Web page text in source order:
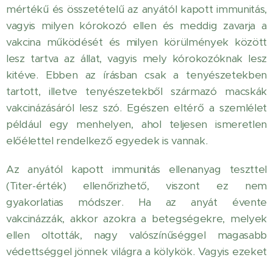
mértékű és összetételű az anyától kapott immunitás,
vagyis milyen kórokozó ellen és meddig zavarja a
vakcina működését és milyen körülmények között
lesz tartva az állat, vagyis mely kórokozóknak lesz
kitéve. Ebben az írásban csak a tenyészetekben
tartott, illetve tenyészetekből származó macskák
vakcinázásáról lesz szó. Egészen eltérő a szemlélet
például egy menhelyen, ahol teljesen ismeretlen
előélettel rendelkező egyedek is vannak.
Az anyától kapott immunitás ellenanyag teszttel
(Titer-érték) ellenőrizhető, viszont ez nem
gyakorlatias módszer. Ha az anyát évente
vakcinázzák, akkor azokra a betegségekre, melyek
ellen oltották, nagy valószínűséggel magasabb
védettséggel jönnek világra a kölykök. Vagyis ezeket